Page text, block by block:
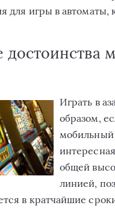
для игры в
Играть в
образом,
мобильный
общей
линией,
в кратчайшие